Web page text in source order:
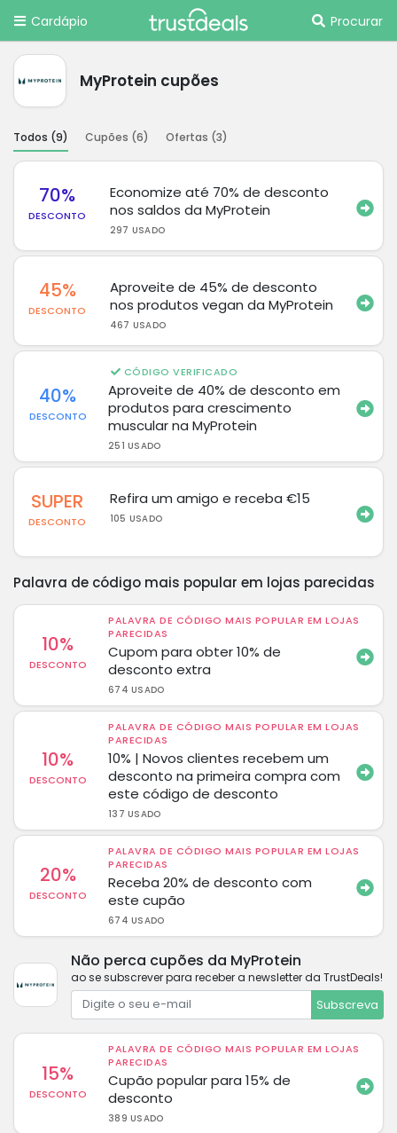
Cardápio Procurar
MyProtein cupões
Todos (9) Cupões (6) Ofertas (3)
70%
DESCONTO
Economize até 70% de desconto
nos saldos da MyProtein
297 USADO
45%
DESCONTO
Aproveite de 45% de desconto
nos produtos vegan da MyProtein
467 USADO
40%
DESCONTO
CÓDIGO VERIFICADO
Aproveite de 40% de desconto em
produtos para crescimento
muscular na MyProtein
251 USADO
SUPER
DESCONTO
Refira um amigo e receba €15
105 USADO
Palavra de código mais popular em lojas parecidas
10%
DESCONTO
PALAVRA DE CÓDIGO MAIS POPULAR EM LOJAS
PARECIDAS
Cupom para obter 10% de
desconto extra
674 USADO
10%
DESCONTO
PALAVRA DE CÓDIGO MAIS POPULAR EM LOJAS
PARECIDAS
10% | Novos clientes recebem um
desconto na primeira compra com
este código de desconto
137 USADO
20%
DESCONTO
PALAVRA DE CÓDIGO MAIS POPULAR EM LOJAS
PARECIDAS
Receba 20% de desconto com
este cupão
674 USADO
Não perca cupões da MyProtein
ao se subscrever para receber a newsletter da TrustDeals!
Subscreva
15%
DESCONTO
PALAVRA DE CÓDIGO MAIS POPULAR EM LOJAS
PARECIDAS
Cupão popular para 15% de
desconto
389 USADO